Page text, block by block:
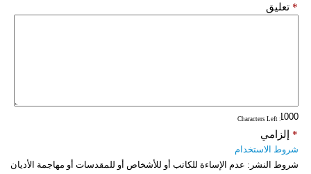
بيئة
فيديو
تعليق *
: Characters Left
إلزامي *
شروط الاستخدام
شروط النشر: عدم الإساءة للكاتب أو للأشخاص أو للمقدسات أو مهاجمة الأديان